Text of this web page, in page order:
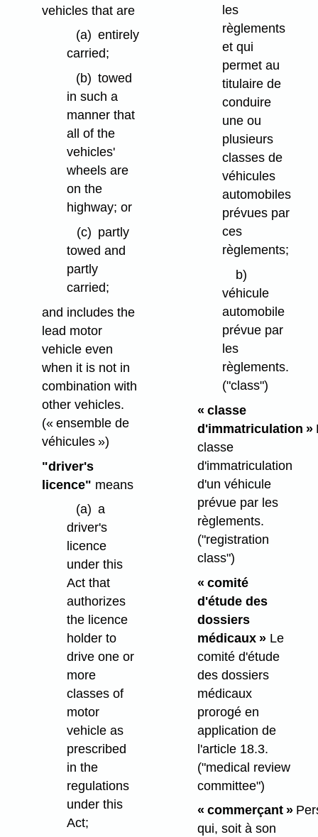
vehicles that are
(a) entirely
carried;
(b) towed
in such a
manner that
all of the
vehicles'
wheels are
on the
highway; or
(c) partly
towed and
partly
carried;
and includes the
lead motor
vehicle even
when it is not in
combination with
other vehicles.
(« ensemble de
véhicules »)
"driver's
licence" means
(a) a
driver's
licence
under this
Act that
authorizes
the licence
holder to
drive one or
more
classes of
motor
vehicle as
prescribed
in the
regulations
under this
Act;
les
règlements
et qui
permet au
titulaire de
conduire
une ou
plusieurs
classes de
véhicules
automobiles
prévues par
ces
règlements;
b)
véhicule
automobile
prévue par
les
règlements.
("class")
« classe
d'immatriculation »
classe
d'immatriculation
d'un véhicule
prévue par les
règlements.
("registration
class")
« comité
d'étude des
dossiers
médicaux »Le
comité d'étude
des dossiers
médicaux
prorogé en
application de
l'article 18.3.
("medical review
committee")
« commerçant »
qui, soit à son